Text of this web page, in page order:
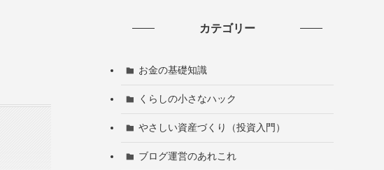
カテゴリー
お金の基礎知識
くらしの小さなハック
やさしい資産づくり（投資入門）
ブログ運営のあれこれ